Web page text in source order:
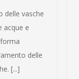
delle vasche
acque e
delle
[...]